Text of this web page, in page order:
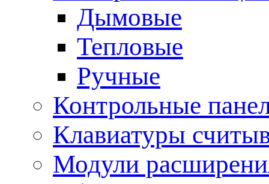
Дымовые
Тепловые
Ручные
Контрольные
Клавиатуры
Модули